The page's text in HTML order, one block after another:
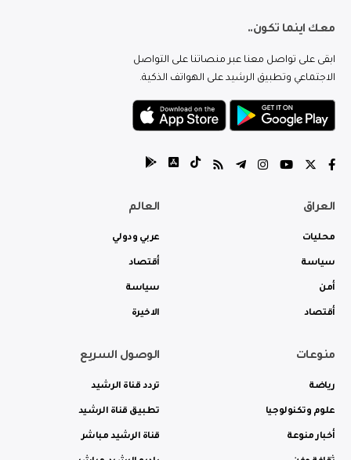
معك اينما تكون..
ابقى على تواصل معنا عبر منصاتنا على التواصل
الاجتماعي وتطبيق الرشيد على الهواتف الذكية.
العراق
محليات
سياسة
أمن
أقتصاد
العالم
عربي ودولي
أقتصاد
سياسة
الاخيرة
منوعات
رياضة
علوم وتكنولوجيا
أخبار منوعة
الوصول السريع
تردد قناة الرشيد
تطبيق قناة الرشيد
قناة الرشيد مباشر